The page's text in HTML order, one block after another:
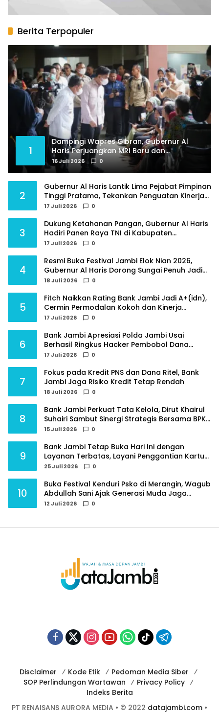
Berita Terpopuler
1
Dampingi Wapres Gibran, Gubernur Al
Haris Perjuangkan MRI Baru dan
Tambahan Dokter Spesialis untuk RSUD
Raden Mattaher
16 Juli 2026 0
2
Gubernur Al Haris Lantik Lima Pejabat Pimpinan
Tinggi Pratama, Tekankan Penguatan Kinerja
dan Integritas
17 Juli 2026 0
3
Dukung Ketahanan Pangan, Gubernur Al Haris
Hadiri Panen Raya TNI di Kabupaten
Tanjungjabung Timur
17 Juli 2026 0
4
Resmi Buka Festival Jambi Elok Nian 2026,
Gubernur Al Haris Dorong Sungai Penuh Jadi
Destinasi Wisata Budaya Unggulan
18 Juli 2026 0
5
Fitch Naikkan Rating Bank Jambi Jadi A+(idn),
Cermin Permodalan Kokoh dan Kinerja
Keuangan Sehat
17 Juli 2026 0
6
Bank Jambi Apresiasi Polda Jambi Usai
Berhasil Ringkus Hacker Pembobol Dana
Nasabah
17 Juli 2026 0
7
Fokus pada Kredit PNS dan Dana Ritel, Bank
Jambi Jaga Risiko Kredit Tetap Rendah
18 Juli 2026 0
8
Bank Jambi Perkuat Tata Kelola, Dirut Khairul
Suhairi Sambut Sinergi Strategis Bersama BPKP
Jambi
15 Juli 2026 0
9
Bank Jambi Tetap Buka Hari Ini dengan
Layanan Terbatas, Layani Penggantian Kartu
ATM dan Perubahan PIN
25 Juli 2026 0
10
Buka Festival Kenduri Psko di Merangin, Wagub
Abdullah Sani Ajak Generasi Muda Jaga
Budaya dan Jauhi Narkoba
12 Juli 2026 0
Disclaimer Kode Etik
Pedoman Media Siber
SOP Perlindungan Wartawan
Privacy Policy
Indeks Berita
PT RENAISANS AURORA MEDIA • © 2022 datajambi.com •